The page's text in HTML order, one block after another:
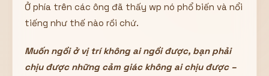
Ở phía trên các ông đã thấy wp nó phổ biến và nổi
tiếng như thế nào rồi chứ.
Muốn ngồi ở vị trí không ai ngồi được, bạn phải
chịu được những cảm giác không ai chịu được –